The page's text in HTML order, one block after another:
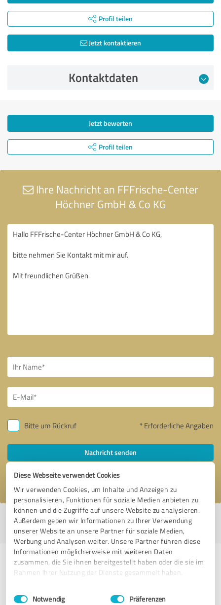
Diese Webseite verwendet Cookies
Wir verwenden Cookies, um Inhalte und Anzeigen zu
personalisieren, Funktionen für soziale Medien anbieten zu
können und die Zugriffe auf unsere Website zu analysieren.
Außerdem geben wir Informationen zu Ihrer Verwendung
unserer Website an unsere Partner für soziale Medien,
Werbung und Analysen weiter. Unsere Partner führen diese
Informationen möglicherweise mit weiteren Daten
zusammen, die Sie ihnen bereitgestellt haben oder die sie im
Rahmen Ihrer Nutzung der Dienste gesammelt haben.
Impressum Datenschutzbestimmungen
Einwilligungsauswahl
Notwendig Präferenzen
Profil teilen
Jetzt kontaktieren
Kontaktdaten
Jetzt bewerten
Profil teilen
Ihre Nachricht an FFFrische-Center
Höchner GmbH & Co KG
Bitte um Rückruf * Erforderliche Angaben
Nachricht senden
Ich stimme denDatenschutzbestimmungen
Profil aktiv seit 12.09.2025 |Letzte Aktualisierung: 12.09.2025|
melden
Erfahrungen zu weiteren
Anbietern aus dem Bereich
Stationärer Handel